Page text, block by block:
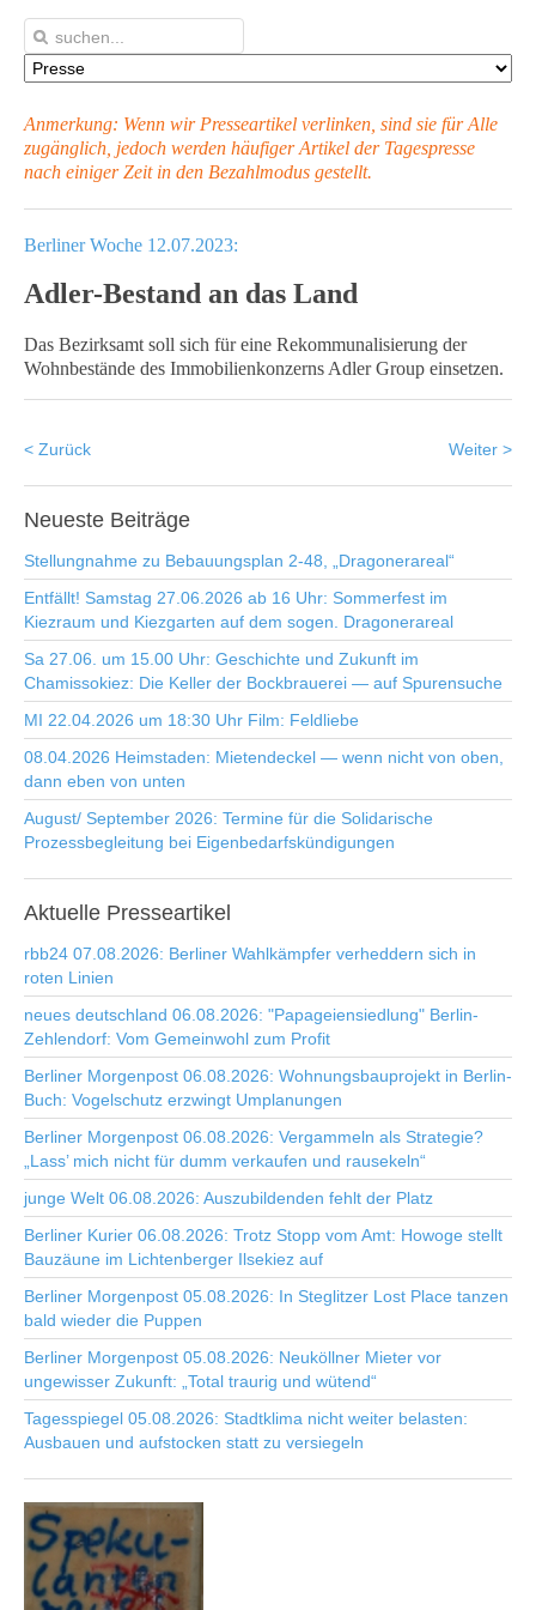
Anmerkung: Wenn wir Presseartikel verlinken, sind sie für Alle
zugänglich, jedoch werden häufiger Artikel der Tagespresse
nach einiger Zeit in den Bezahlmodus gestellt.
Berliner Woche 12.07.2023:
Adler-Bestand an das Land
Das Bezirksamt soll sich für eine Rekommunalisierung der
Wohnbestände des Immobilienkonzerns Adler Group einsetzen.
< Zurück Weiter >
Neueste Beiträge
Stellungnahme zu Bebauungsplan 2-48, „Dragonerareal“
Entfällt! Samstag 27.06.2026 ab 16 Uhr: Sommerfest im
Kiezraum und Kiezgarten auf dem sogen. Dragonerareal
Sa 27.06. um 15.00 Uhr: Geschichte und Zukunft im
Chamissokiez: Die Keller der Bockbrauerei — auf Spurensuche
MI 22.04.2026 um 18:30 Uhr Film: Feldliebe
08.04.2026 Heimstaden: Mietendeckel — wenn nicht von oben,
dann eben von unten
August/ September 2026: Termine für die Solidarische
Prozessbegleitung bei Eigenbedarfskündigungen
Aktuelle Presseartikel
rbb24 07.08.2026: Berliner Wahlkämpfer verheddern sich in
roten Linien
neues deutschland 06.08.2026: "Papageiensiedlung" Berlin-
Zehlendorf: Vom Gemeinwohl zum Profit
Berliner Morgenpost 06.08.2026: Wohnungsbauprojekt in Berlin-
Buch: Vogelschutz erzwingt Umplanungen
Berliner Morgenpost 06.08.2026: Vergammeln als Strategie?
„Lass’ mich nicht für dumm verkaufen und rausekeln“
junge Welt 06.08.2026: Auszubildenden fehlt der Platz
Berliner Kurier 06.08.2026: Trotz Stopp vom Amt: Howoge stellt
Bauzäune im Lichtenberger Ilsekiez auf
Berliner Morgenpost 05.08.2026: In Steglitzer Lost Place tanzen
bald wieder die Puppen
Berliner Morgenpost 05.08.2026: Neuköllner Mieter vor
ungewisser Zukunft: „Total traurig und wütend“
Tagesspiegel 05.08.2026: Stadtklima nicht weiter belasten:
Ausbauen und aufstocken statt zu versiegeln